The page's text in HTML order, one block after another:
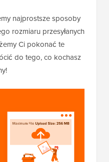
najprostsze sposoby
rozmiaru przesyłanych
Ci pokonać te
do tego, co kochasz